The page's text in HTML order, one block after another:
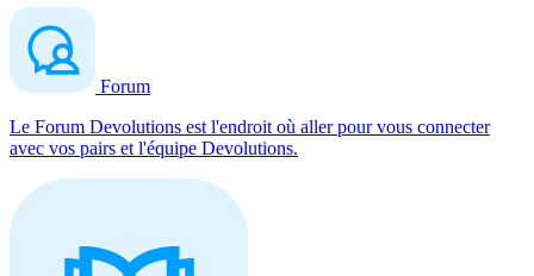
Forum
Le Forum Devolutions est l'endroit où aller pour vous connecter
avec vos pairs et l'équipe Devolutions.